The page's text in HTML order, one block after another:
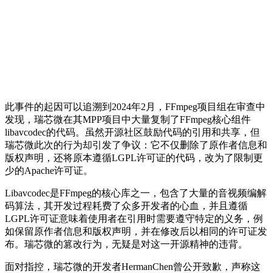
此事件的起因可以追溯到2024年2月，FFmpeg项目组在审查中
发现，瑞芯微在其MPP项目中大量复制了FFmpeg核心组件
libavcodec的代码。虽然开源社区鼓励代码的引用和共享，但
瑞芯微此次的行为却引发了争议：它不仅删除了原作者信息和
版权声明，还将原本遵循LGPL许可证的代码，改为了限制更
少的Apache许可证。
Libavcodec是FFmpeg的核心库之一，包含了大量的音视频编解
码算法，其开发过程耗费了众多开发者的心血，并且遵循
LGPL许可证意味着使用者在引用时需要遵守特定的义务，例
如保留原作者信息和版权声明，并在修改后以相同的许可证发
布。瑞芯微的篡改行为，无疑是对这一开源精神的违背。
面对指控，瑞芯微的开发者HermanChen曾公开致歉，声称这